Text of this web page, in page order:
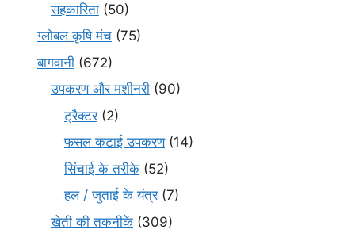
सहकारिता (50)
ग्लोबल कृषि मंच (75)
बागवानी (672)
उपकरण और मशीनरी (90)
ट्रैक्टर(2)
फसल कटाई उपकरण(14)
सिंचाई के तरीके (52)
हल / जुताई के यंत्र(7)
खेती की तकनीकें (309)